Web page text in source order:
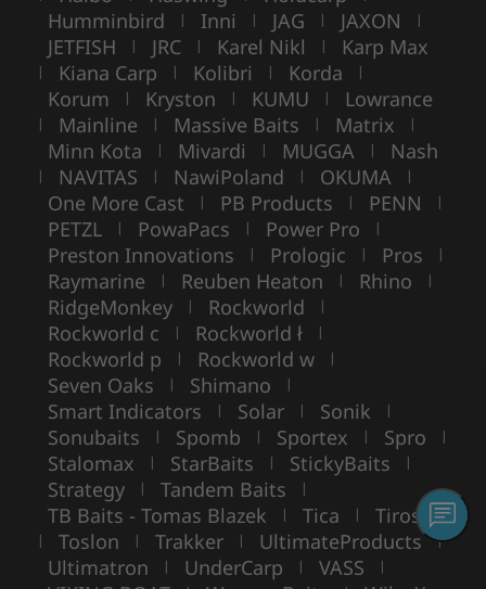
Humminbird | Inni | JAG | JAXON |
JETFISH | JRC | Karel Nikl | Karp Max
| Kiana Carp | Kolibri | Korda |
Korum | Kryston | KUMU | Lowrance
| Mainline | Massive Baits | Matrix |
Minn Kota | Mivardi | MUGGA | Nash
| NAVITAS | NawiPoland | OKUMA |
One More Cast | PB Products | PENN |
PETZL | PowaPacs | Power Pro |
Preston Innovations | Prologic | Pros |
Raymarine | Reuben Heaton | Rhino |
RidgeMonkey | Rockworld |
Rockworld c | Rockworld ł |
Rockworld p | Rockworld w |
Seven Oaks | Shimano |
Smart Indicators | Solar | Sonik |
Sonubaits | Spomb | Sportex | Spro |
Stalomax | StarBaits | StickyBaits |
Strategy | Tandem Baits |
TB Baits - Tomas Blazek | Tica | Tiross
| Toslon | Trakker | UltimateProducts |
Ultimatron | UnderCarp | VASS |